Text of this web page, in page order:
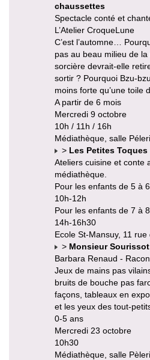
chaussettes
Spectacle conté et
L’Atelier CroqueLune
C’est l’automne…
pas au beau milieu de
sorcière devrait-elle
sortir ? Pourquoi Bzu-
moins forte qu’une toile
A partir de 6 mois
Mercredi 9 octobre
10h / 11h / 16h
Médiathèque, salle
> Les Petites Toques
Ateliers cuisine et conte
médiathèque.
Pour les enfants de 5 à
10h-12h
Pour les enfants de 7 à
14h-16h30
Ecole St-Mansuy, 11
> Monsieur
Barbara Renaud -
Jeux de mains pas
bruits de bouche pas
façons, tableaux en
et les yeux des tout-
0-5 ans
Mercredi 23 octobre
10h30
Médiathèque, salle